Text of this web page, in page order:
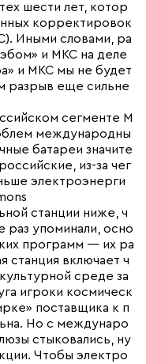
шести лет, котор
корректировок
Иными словами, ра
и МКС на деле
и МКС мы не будет
разрыв еще сильне
сегменте М
международны
батареи значите
из-за чег
электроэнерги
станции ниже, ч
упоминали, осно
программ — их ра
станция включает ч
среде за
игроки космическ
поставщика к п
Но с междунаро
стыковались, ну
Чтобы электро